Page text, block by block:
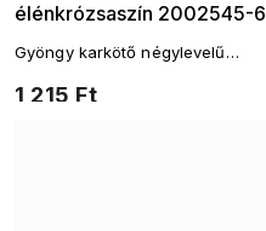
élénkrózsaszín 2002545-6
1 215 Ft
Gyöngy karkötő négylevelű